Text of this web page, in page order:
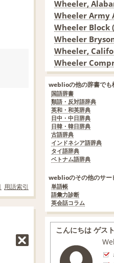
用語索引
Wheeler,
Wheeler Army
Wheeler Block
Wheeler
Wheeler,
Wheeler
weblioの他の辞書でも
国語辞書
類語・反対語辞典
英和・和英辞典
日中・中日辞典
日韓・韓日辞典
古語辞典
インドネシア語辞典
タイ語辞典
ベトナム語辞典
weblioのその他のサー
単語帳
語彙力診断
英会話コラム
こんにちは ゲス